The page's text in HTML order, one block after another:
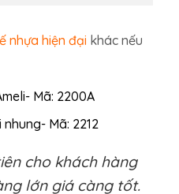
nhựa hiện đại khác nếu
Mã: 2200A
Mã: 2212
cho khách hàng
lớn giá càng tốt.